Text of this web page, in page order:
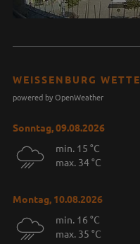
WEISSENBURG WETTER
powered by OpenWeather
Sonntag, 09.08.2026
min. 15 °C
max. 34 °C
Montag, 10.08.2026
min. 16 °C
max. 35 °C